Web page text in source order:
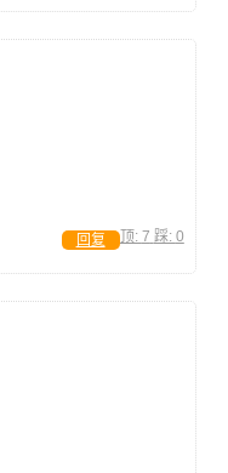
顶: 7 踩: 0
回复